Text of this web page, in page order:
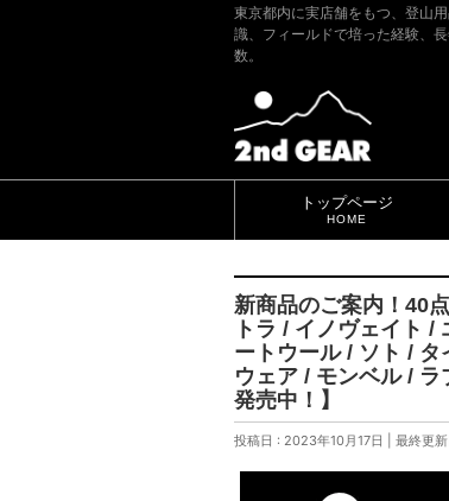
東京都内に実店舗をもつ、登山
識、フィールドで培った経験、
数。
トップページ
HOME
新商品のご案内！40
トラ / イノヴェイト
ートウール / ソト /
ウェア / モンベル /
発売中！】
投稿日 : 2023年10月17日 最終更